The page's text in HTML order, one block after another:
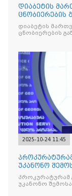
დიაბეტის
ცნობიერების
დიაბეტის
ცნობიერების
2025-10-24 11:45
უკანონო
პროკურატურამ
უკანონო